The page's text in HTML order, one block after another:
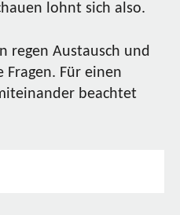
lohnt sich also.
regen Austausch und
Für einen
beachtet